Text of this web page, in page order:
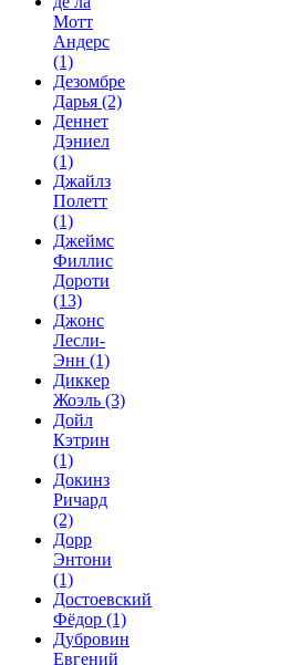
Мотт
Андерс
(1)
Дезомбре
Дарья (2)
Деннет
Дэниел
(1)
Джайлз
Полетт
(1)
Джеймс
Филлис
Дороти
(13)
Джонс
Лесли-
Энн (1)
Диккер
Жоэль (3)
Дойл
Кэтрин
(1)
Докинз
Ричард
(2)
Дорр
Энтони
(1)
Достоевский
Фёдор (1)
Дубровин
Евгений